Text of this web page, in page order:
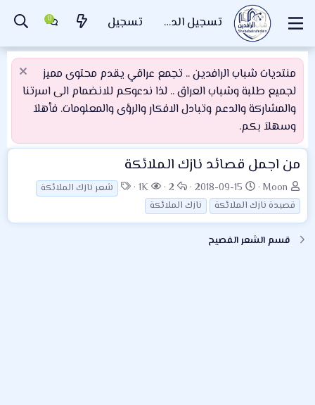
تسجيل الدخول تسجيل
منتديات شباب الرافدين .. تجمع عراقي يقدم محتوى مميز
لجميع طلبة وشباب العراق .. لذا ندعوكم للانضمام الى اسرتنا
والمشاركة والدعم وتبادل الافكار والرؤى والمعلومات. فأهلاَ
وسهلاَ بكم.
من اجمل قصائد نازك الملائكة
ب
ا
د
ئ
Moon
ت
ا
ر
خ
2018-09-15
ا
ل
ر
2
ا
ل
م
1K
ا شعر نازك الملائكة
قصيدة نازك الملائكة
نازك الملائكة
قسم الشعر الفصيح